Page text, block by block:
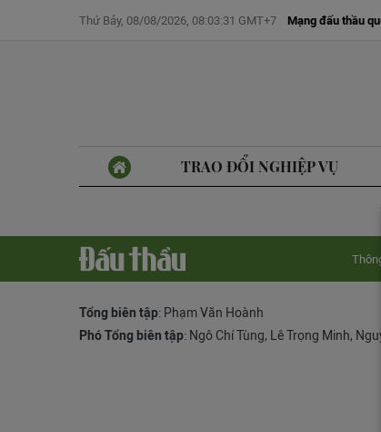
Thứ Bảy, 08/08/2026, 08:03:31 GMT+7 Mạng đấu thầu
TRAO ĐỔI NGHIỆP VỤ
Tổng biên tập: Phạm Văn Hoành
Phó Tổng biên tập: Ngô Chí Tùng, Lê Trọng Minh,